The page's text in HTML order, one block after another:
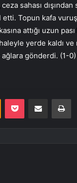
sahası dışından
Topun kafa
attığı uzun
yerde kaldı ve
ağlara gönderdi. (1-0)
Odnoklassniki
Pocket E-Posta ile paylaş